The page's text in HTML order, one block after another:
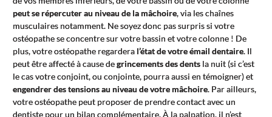
peut se répercuter au niveau de la mâchoire, via les chaînes
musculaires notamment. Ne soyez donc pas surpris si votre
ostéopathe se concentre sur votre bassin et votre colonne ! De
plus, votre ostéopathe regardera l’état de votre émail dentaire. Il
peut être affecté à cause degrincements des dents la nuit (si c’est
le cas votre conjoint, ou conjointe, pourra aussi en témoigner) et
engendrer des tensions au niveau de votre mâchoire. Par ailleurs,
votre ostéopathe peut proposer de prendre contact avec un
dentiste pour un bilan complémentaire. À la palpation, il n’est